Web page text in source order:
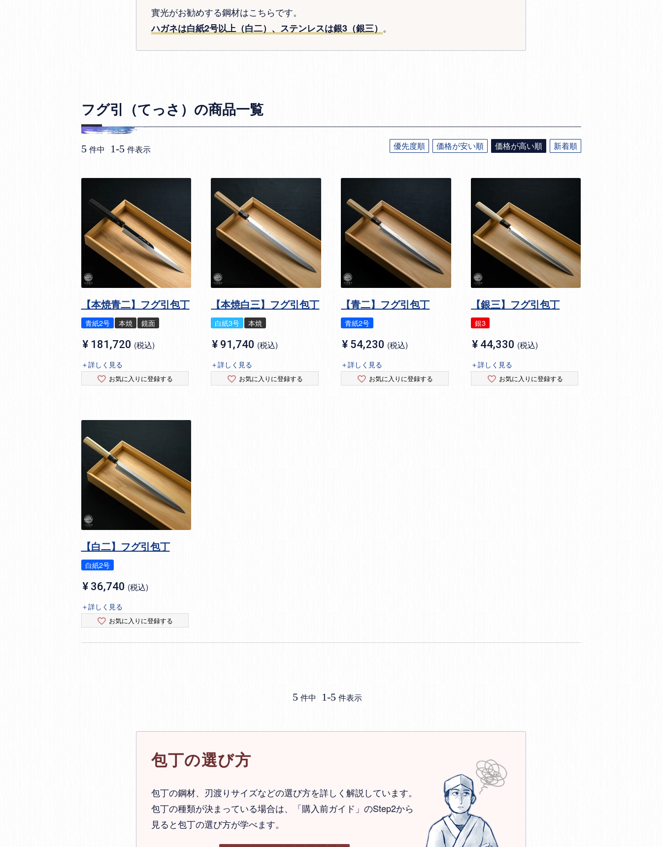
實光がお勧めする鋼材はこちらです。
ハガネは白紙2号以上（白二）、ステンレスは銀3（銀三） 。
フグ引（てっさ）の商品一覧
優先度順 価格が安い順 価格が高い順 新着順
5 件中 1-5 件表示
【本焼青二】フグ引包丁
青紙2号 本焼 鏡面
¥ 181,720 税込
＋詳しく見る
お気に入りに登録する
【本焼白三】フグ引包丁
白紙3号 本焼
¥ 91,740 税込
＋詳しく見る
お気に入りに登録する
【青二】フグ引包丁
青紙2号
¥ 54,230 税込
＋詳しく見る
お気に入りに登録する
【銀三】フグ引包丁
銀3
¥ 44,330 税込
＋詳しく見る
お気に入りに登録する
【白二】フグ引包丁
白紙2号
¥ 36,740 税込
＋詳しく見る
お気に入りに登録する
5 件中 1-5 件表示
包丁の選び方
包丁の鋼材、刃渡りサイズなどの選び方を詳しく解説しています。
包丁の種類が決まっている場合は、「購入前ガイド」のStep2から
見ると包丁の選び方が学べます。